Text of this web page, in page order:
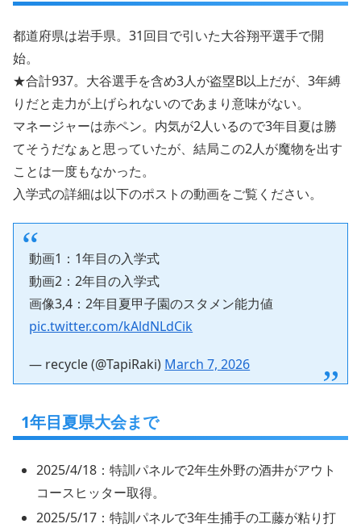
都道府県は岩手県。31回目で引いた大谷翔平選手で開
始。
★合計937。大谷選手を含め3人が盗塁B以上だが、3年縛
りだと走力が上げられないのであまり意味がない。
マネージャーは赤ペン。内気が2人いるので3年目夏は勝
てそうだなぁと思っていたが、結局この2人が魔物を出す
ことは一度もなかった。
入学式の詳細は以下のポストの動画をご覧ください。
動画1：1年目の入学式
動画2：2年目の入学式
画像3,4：2年目夏甲子園のスタメン能力値
pic.twitter.com/kAldNLdCik
— recycle (@TapiRaki) March 7, 2026
1年目夏県大会まで
2025/4/18：特訓パネルで2年生外野の酒井がアウト
コースヒッター取得。
2025/5/17：特訓パネルで3年生捕手の工藤が粘り打